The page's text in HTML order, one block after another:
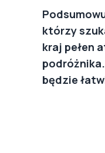
którzy
kraj pełen
będzie